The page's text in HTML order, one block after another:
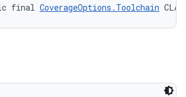
final CoverageOptions.Toolchain